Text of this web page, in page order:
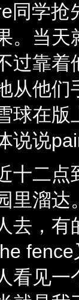
同学抢
。当
过靠
从他们
球在版
说说
十二点
里溜
去，有
看见一